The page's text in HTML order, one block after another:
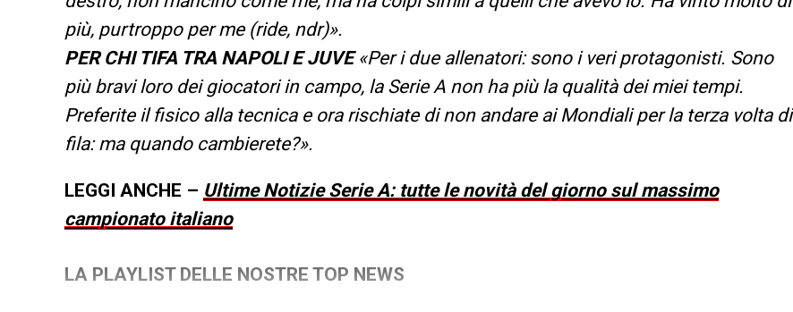
più, purtroppo per me (ride, ndr)».
PER CHI TIFA TRA NAPOLI E JUVE«Per i due allenatori: sono i veri protagonisti. Sono
più bravi loro dei giocatori in campo, la Serie A non ha più la qualità dei miei tempi.
Preferite il fisico alla tecnica e ora rischiate di non andare ai Mondiali per la terza volta di
fila: ma quando cambierete?».
LEGGI ANCHE – Ultime Notizie Serie A: tutte le novità del giorno sul massimo
campionato italiano
LA PLAYLIST DELLE NOSTRE TOP NEWS